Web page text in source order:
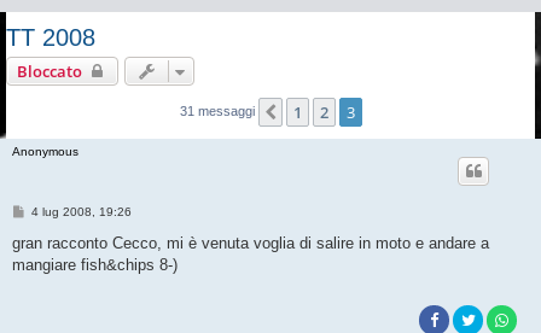
TT 2008
Bloccato
31 messaggi Precedente
1 2 3
Anonymous
M
s
a
4 lug 2008, 19:26
gran racconto Cecco, mi è venuta voglia di salire in moto e andare a
mangiare fish&chips 8-)